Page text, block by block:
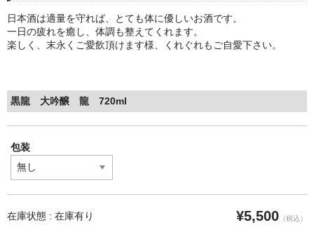
日本酒は適量を守れば、とても体に優しいお酒です。
一日の疲れを癒し、体調も整えてくれます。
楽しく、末永くご愛飲頂けます様、くれぐれもご自愛下さい。
黒龍 大吟醸 龍 720ml
包装
在庫状態 : 在庫有り ¥5,500 （税込）